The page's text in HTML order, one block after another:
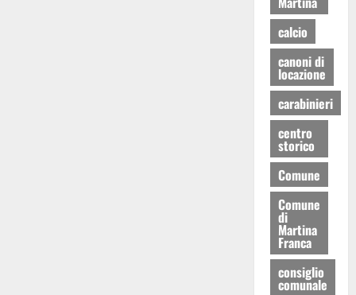
calcio
canoni di
locazione
carabinieri
centro
storico
Comune
Comune
di
Martina
Franca
consiglio
comunale